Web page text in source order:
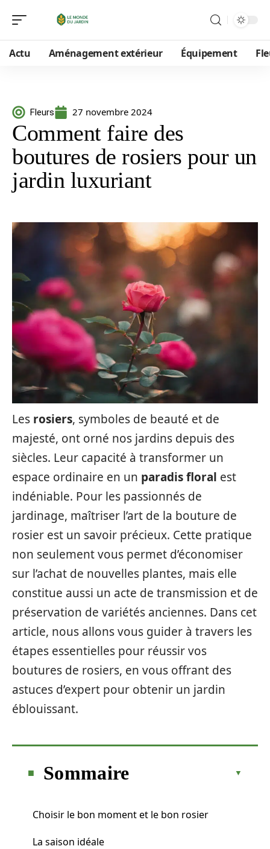
Actu Aménagement extérieur Équipement
Fleurs 27 novembre 2024
Comment faire des
boutures de rosiers pour un
jardin luxuriant
Les rosiers, symboles de beauté et de
majesté, ont orné nos jardins depuis des
siècles. Leur capacité à transformer un
espace ordinaire en un paradis floral est
indéniable. Pour les passionnés de
jardinage, maîtriser l’art de la bouture de
rosier est un savoir précieux. Cette pratique
non seulement vous permet d’économiser
sur l’achat de nouvelles plantes, mais elle
constitue aussi un acte de transmission et de
préservation de variétés anciennes. Dans cet
article, nous allons vous guider à travers les
étapes essentielles pour réussir vos
boutures de rosiers, en vous offrant des
astuces d’expert pour obtenir un jardin
éblouissant.
Sommaire
Choisir le bon moment et le bon rosier
La saison idéale